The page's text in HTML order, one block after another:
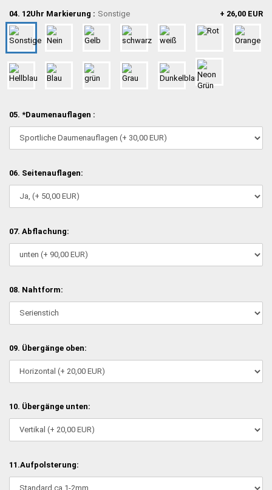
04. 12Uhr Markierung : Sonstige + 26,00 EUR
05. *Daumenauflagen :
06. Seitenauflagen:
07. Abflachung:
08. Nahtform:
09. Übergänge oben:
10. Übergänge unten:
11.Aufpolsterung: